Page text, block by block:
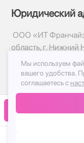
Юридический
ООО «ИТ
область, г. Нижний
© 2017-2026г,
Политика
Публичная оферта
Мы используем
вашего удобства.
соглашаетесь с